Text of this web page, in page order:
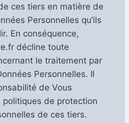
ces tiers en matière de
Personnelles qu’ils
En conséquence,
décline toute
le traitement par
Personnelles. Il
de Vous
politiques de protection
de ces tiers.